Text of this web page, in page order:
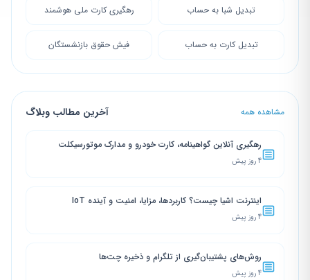
تبدیل شبا به حساب رهگیری کارت ملی هوشمند
تبدیل کارت به حساب فیش حقوق بازنشستگان
مشاهده همه آخرین مطالب وبلاگ
رهگیری آنلاین گواهینامه، کارت خودرو و مدارک موتورسیکلت
4 روز پیش
اینترنت اشیا چیست؟ کاربردها، مزایا، امنیت و آینده IoT
4 روز پیش
روش‌های پشتیبان‌گیری از تلگرام و ذخیره چت‌ها
4 روز پیش